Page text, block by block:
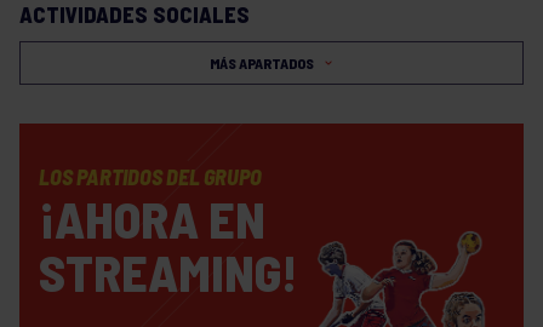
ACTIVIDADES SOCIALES
MÁS APARTADOS
LOS PARTIDOS DEL GRUPO
¡AHORA EN
STREAMING!